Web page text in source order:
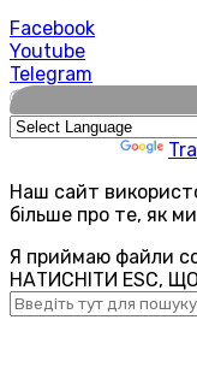
Facebook
Youtube
Telegram
🌍
Наш сайт
більше про те, як
Я приймаю файли
НАТИСНІТИ ESC,